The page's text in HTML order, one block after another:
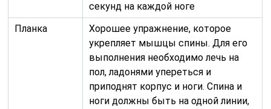
секунд на каждой ноге
Планка
Хорошее упражнение, которое
укрепляет мышцы спины. Для его
выполнения необходимо лечь на
пол, ладонями упереться и
приподнят корпус и ноги. Спина и
ноги должны быть на одной линии,